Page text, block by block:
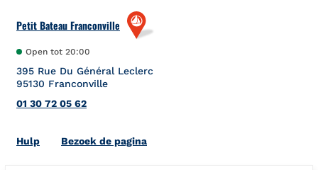
Petit Bateau Franconville
Open tot 20:00
395 Rue Du Général Leclerc
95130 Franconville
01 30 72 05 62
HulpLink Opens in New Tab
Bezoek de pagina